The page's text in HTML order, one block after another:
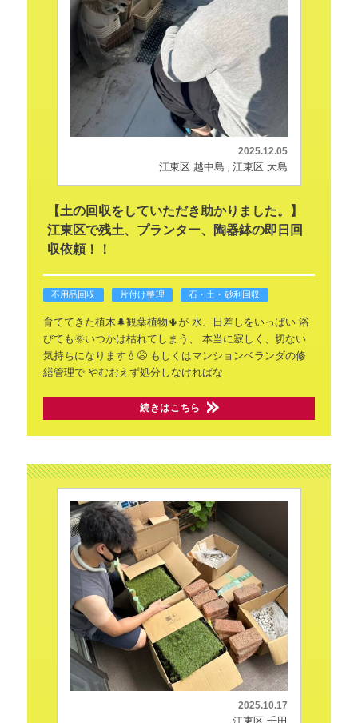
2025.12.05
江東区 越中島 江東区 大島
【土の回収をしていただき助かりました。】
江東区で残土、プランター、陶器鉢の即日回
収依頼！！
不用品回収 片付け整理 石・土・砂利回収
育ててきた植木🌲観葉植物🌵が水、日差しをいっぱい浴
びても🌞いつかは枯れてしまう、
本当に寂しく、切ない
気持ちになります💧😩 もしくはマンションベランダの修
繕管理でやむおえず処分しなければな
続きはこちら
2025.10.17